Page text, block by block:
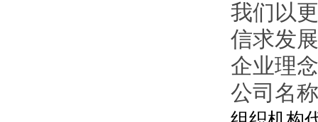
我们以
信求发
企业理
公司名